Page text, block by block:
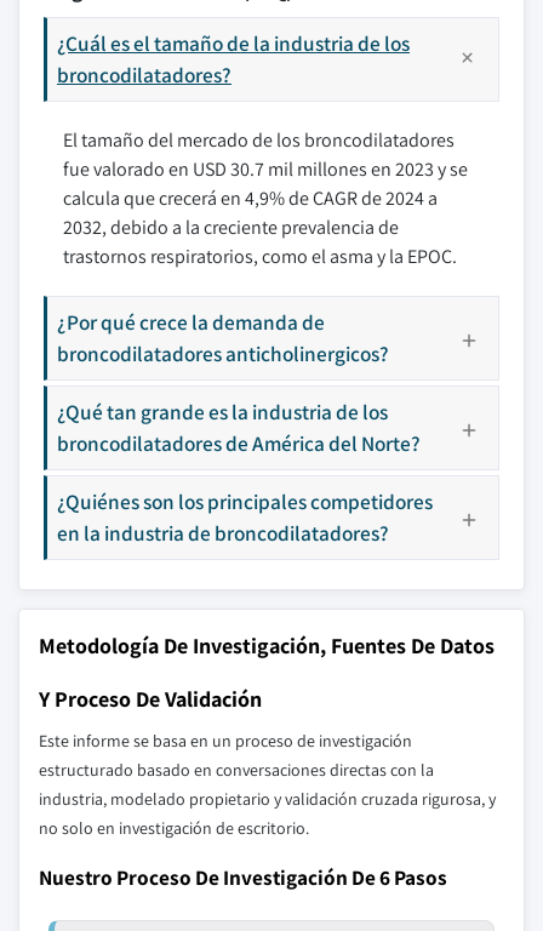
¿Cuál es el tamaño de la industria de los
broncodilatadores?
El tamaño del mercado de los broncodilatadores
fue valorado en USD 30.7 mil millones en 2023 y se
calcula que crecerá en 4,9% de CAGR de 2024 a
2032, debido a la creciente prevalencia de
trastornos respiratorios, como el asma y la EPOC.
¿Por qué crece la demanda de
broncodilatadores anticholinergicos?
¿Qué tan grande es la industria de los
broncodilatadores de América del Norte?
¿Quiénes son los principales competidores
en la industria de broncodilatadores?
Metodología De Investigación, Fuentes De Datos
Y Proceso De Validación
Este informe se basa en un proceso de investigación
estructurado basado en conversaciones directas con la
industria, modelado propietario y validación cruzada rigurosa, y
no solo en investigación de escritorio.
Nuestro Proceso De Investigación De 6 Pasos